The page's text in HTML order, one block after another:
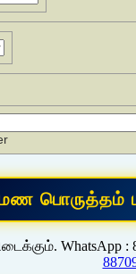
WhatsApp :